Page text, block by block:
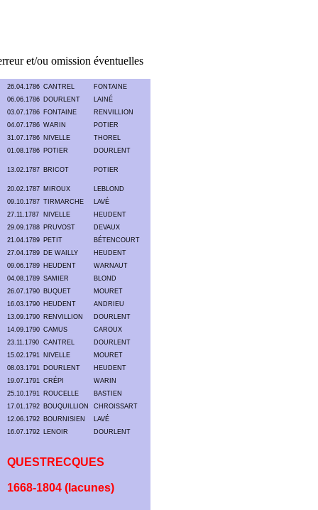
et/ou omission éventuelles
26.04.1786 CANTREL
FONTAINE
06.06.1786 DOURLENT
LAINÉ
03.07.1786 FONTAINE
RENVILLION
04.07.1786 WARIN
POTIER
31.07.1786 NIVELLE
THOREL
01.08.1786 POTIER DOURLENT
13.02.1787 BRICOT POTIER
20.02.1787 MIROUX
LEBLOND
09.10.1787 TIRMARCHE
LAVÉ
27.11.1787
NIVELLE
HEUDENT
29.09.1788 PRUVOST
DEVAUX
21.04.1789 PETIT
BÉTENCOURT
27.04.1789 DE WAILLY
HEUDENT
09.06.1789 HEUDENT
WARNAUT
04.08.1789 SAMIER
BLOND
26.07.1790 BUQUET
MOURET
16.03.1790 HEUDENT
ANDRIEU
13.09.1790 RENVILLION
DOURLENT
14.09.1790 CAMUS
CAROUX
23.11.1790 CANTREL
DOURLENT
15.02.1791
NIVELLE
MOURET
08.03.1791
DOURLENT
HEUDENT
19.07.1791
CRÉPI
WARIN
25.10.1791
ROUCELLE
BASTIEN
17.01.1792 BOUQUILLION
CHROISSART
12.06.1792 BOURNISIEN
LAVÉ
16.07.1792
LENOIR DOURLENT
QUESTRECQUES
1668-1804 (lacunes)